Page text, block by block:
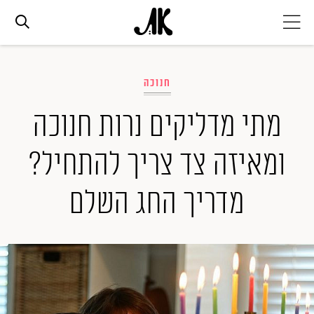
אופנה
ביוטי
סלבס
ערוצים נוספים
המגזין
חנוכה
מתי מדליקים נרות חנוכה
ומאיזה צד צריך להתחיל?
מדריך החג השלם